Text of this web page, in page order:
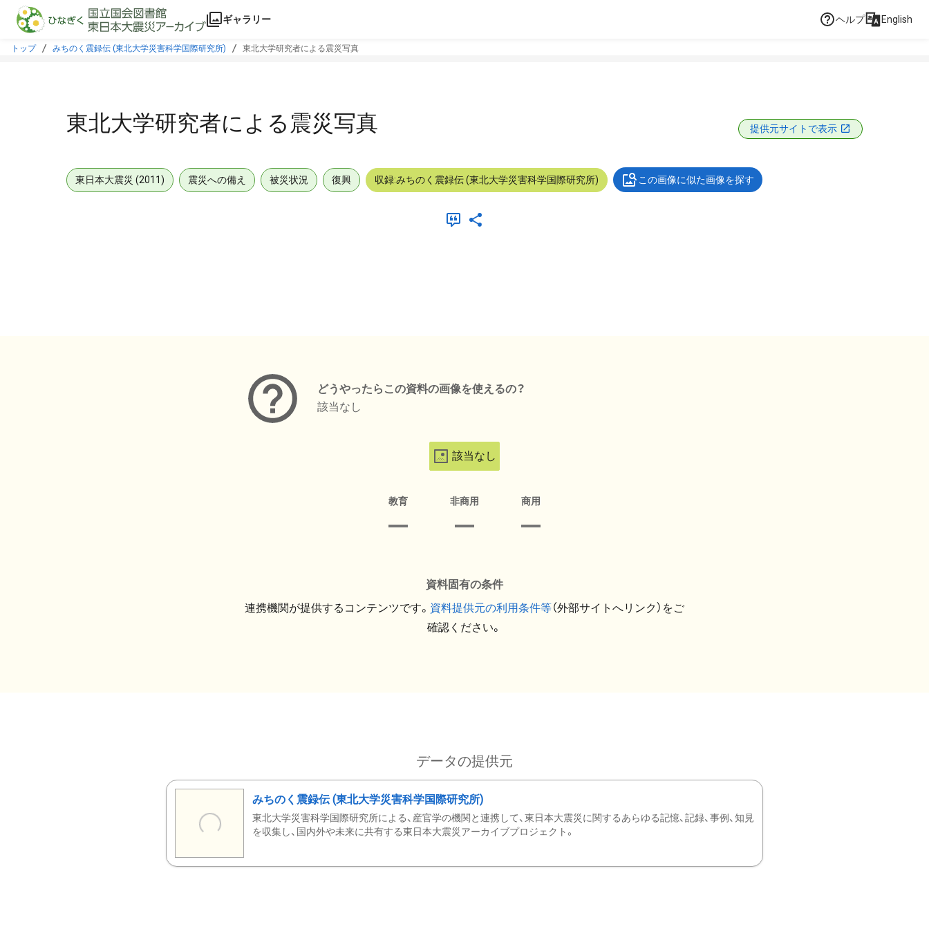
本文に飛ぶ
ギャラリー ヘルプ English
トップ みちのく震録伝 (東北大学災害科学国際研究所) 東北大学研究者による震災写真
東北大学研究者による震災写真 提供元サイトで表示
東日本大震災 (2011) 震災への備え 被災状況 復興 収録:みちのく震録伝 (東北大学災害科学国際研究所) この画像に似た画像を探す
どうやったらこの資料の画像を使えるの？
該当なし
該当なし
教育 非商用 商用
資料固有の条件
連携機関が提供するコンテンツです。 資料提供元の利用条件等（外部サイトへリンク）をご
確認ください。
データの提供元
みちのく震録伝 (東北大学災害科学国際研究所)
東北大学災害科学国際研究所による、産官学の機関と連携して、東日本大震災に関するあらゆる記憶、記録、事例、知見
を収集し、国内外や未来に共有する東日本大震災アーカイブプロジェクト。